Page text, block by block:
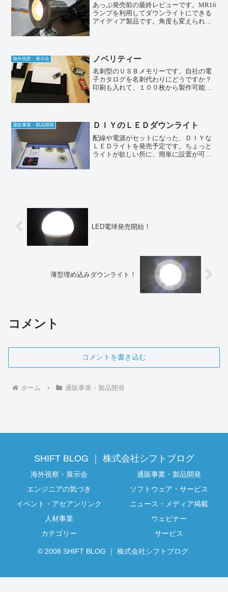
あっぷ発売前の最終レビューです。MR16
ランプを利用してダウンライトにできる
アイディア製品です。角度も変えられま
トもちろん防水タイ...
海外視察・展示会 ノベリティー
名刺型のＵＳＢメモリーです。自社の電
子カタログを名刺代わりにどうですか？
印刷も入れて、１００枚から製作可能で
うです。
通販事業・製品開発 ＤＩＹのＬＥＤダウンライト
配線や電源がセットになった、ＤＩＹな
ＬＥＤライトを発売予定です。ちょっと
ライトが欲しい所に、簡単に設置が可能
LED電球発売開始！
薄型埋め込みダウンライト！
コメント
コメントを書き込む
ホーム 通販事業・製品開発
SHIFT BLOG ｜ 株式会社シフトブログ
海外視察・展示会
通販事業・製品開発
エンジニアの気づき
ソフトウェア・サービス
イベント・アセアンリンク
ニュース・メディア掲載
人材事業
ウェビナー
カテゴリー
サービス
© 2008 SHIFT BLOG ｜ 株式会社シフトブログ.